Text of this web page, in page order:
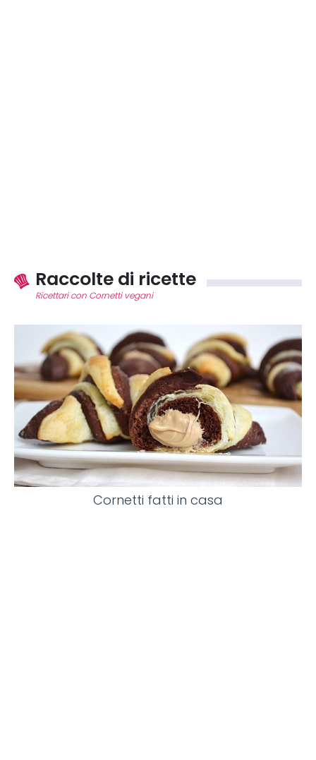
Raccolte di ricette
Ricettari con Cornetti vegani
Cornetti fatti in casa